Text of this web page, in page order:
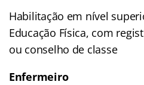
Habilitação em nível
Educação Física, com
ou conselho de classe
Enfermeiro